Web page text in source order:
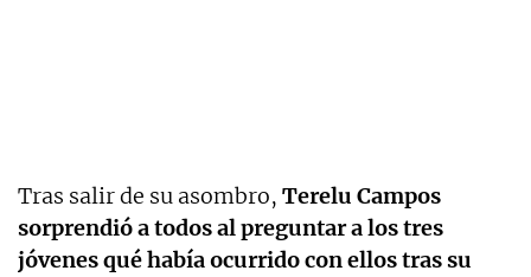
Tras salir de su asombro, Terelu Campos
sorprendió a todos al preguntar a los tres
jóvenes qué había ocurrido con ellos tras su